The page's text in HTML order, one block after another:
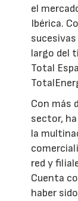
el
Ibérica.
largo del
Total
Con más
sector,
la
red y
Cuenta
haber